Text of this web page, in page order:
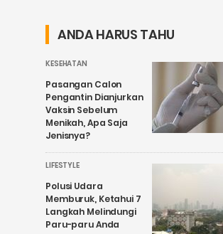
ANDA HARUS TAHU
KESEHATAN
Pasangan Calon
Pengantin Dianjurkan
Vaksin Sebelum
Menikah, Apa Saja
Jenisnya?
LIFESTYLE
Polusi Udara
Memburuk, Ketahui 7
Langkah Melindungi
Paru-paru Anda